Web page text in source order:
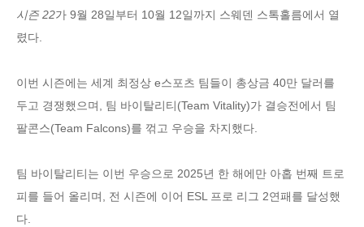
시즌 22가 9월 28일부터 10월 12일까지 스웨덴 스톡홀름에서 열
렸다.
이번 시즌에는 세계 최정상 e스포츠 팀들이 총상금 40만 달러를
두고 경쟁했으며, 팀 바이탈리티(Team Vitality)가 결승전에서 팀
팔콘스(Team Falcons)를 꺾고 우승을 차지했다.
팀 바이탈리티는 이번 우승으로 2025년 한 해에만 아홉 번째 트로
피를 들어 올리며, 전 시즌에 이어 ESL 프로 리그 2연패를 달성했
다.